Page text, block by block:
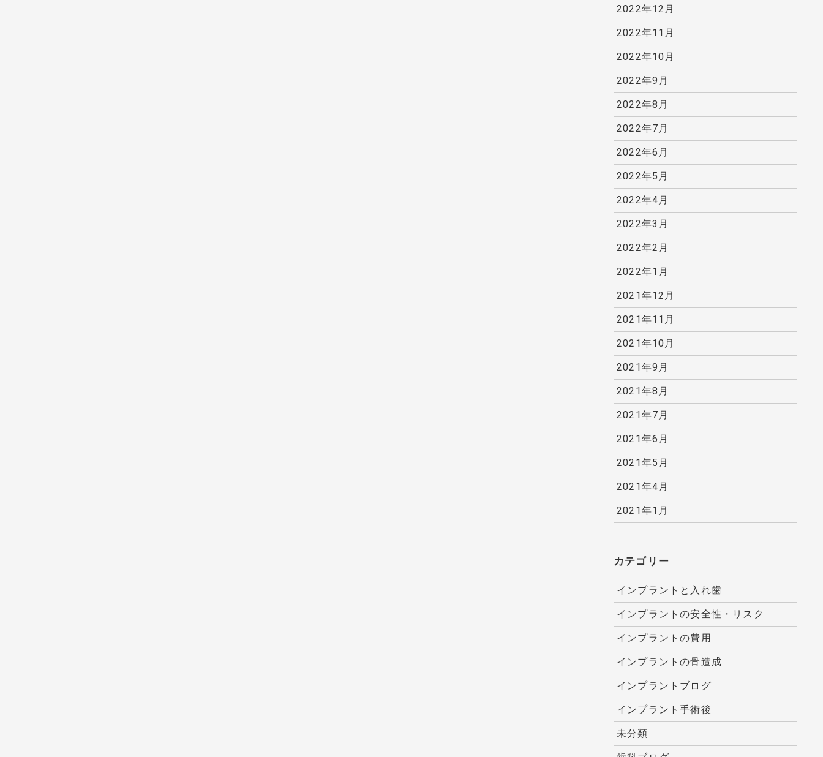
2022年12月
2022年11月
2022年10月
2022年9月
2022年8月
2022年7月
2022年6月
2022年5月
2022年4月
2022年3月
2022年2月
2022年1月
2021年12月
2021年11月
2021年10月
2021年9月
2021年8月
2021年7月
2021年6月
2021年5月
2021年4月
2021年1月
カテゴリー
インプラントと入れ歯
インプラントの安全性・リスク
インプラントの費用
インプラントの骨造成
インプラントブログ
インプラント手術後
未分類